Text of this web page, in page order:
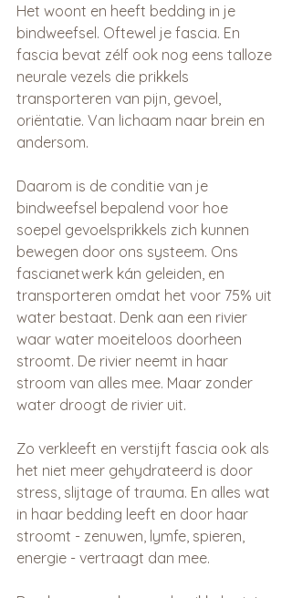
Het woont en heeft bedding in je
bindweefsel. Oftewel je fascia. En
fascia bevat zélf ook nog eens talloze
neurale vezels die prikkels
transporteren van pijn, gevoel,
oriëntatie. Van lichaam naar brein en
andersom.
Daarom is de conditie van je
bindweefsel bepalend voor hoe
soepel gevoelsprikkels zich kunnen
bewegen door ons systeem. Ons
fascianetwerk kán geleiden, en
transporteren omdat het voor 75% uit
water bestaat. Denk aan een rivier
waar water moeiteloos doorheen
stroomt. De rivier neemt in haar
stroom van alles mee. Maar zonder
water droogt de rivier uit.
Zo verkleeft en verstijft fascia ook als
het niet meer gehydrateerd is door
stress, slijtage of trauma. En alles wat
in haar bedding leeft en door haar
stroomt - zenuwen, lymfe, spieren,
energie - vertraagt dan mee.